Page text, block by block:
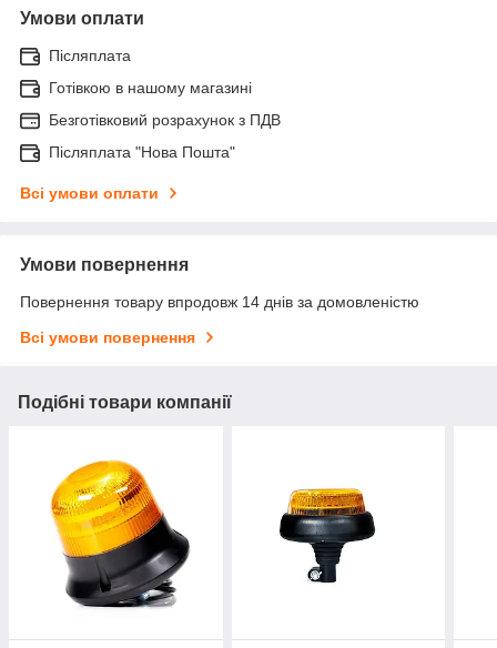
Умови оплати
Післяплата
Готівкою в нашому магазині
Безготівковий розрахунок з ПДВ
Післяплата "Нова Пошта"
Всі умови оплати
Умови повернення
Повернення товару впродовж 14 днів за домовленістю
Всі умови повернення
Подібні товари компанії